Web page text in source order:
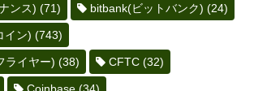
ンス) (71) bitbank(ビットバンク) (24)
イン) (743)
ライヤー) (38) CFTC (32)